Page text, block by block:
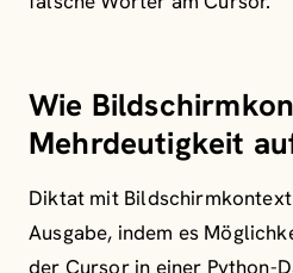
Wie
Mehrdeutigkeit
Diktat mit
Ausgabe, indem es
der Cursor in einer Python-